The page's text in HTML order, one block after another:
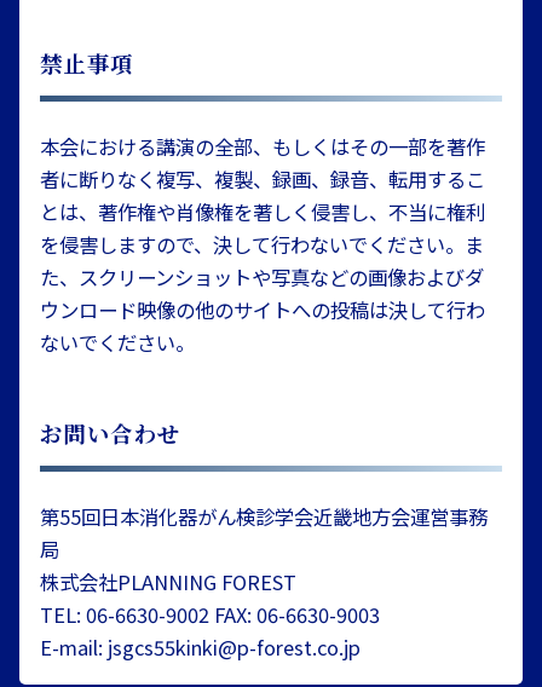
禁止事項
本会における講演の全部、もしくはその一部を著作
者に断りなく複写、複製、録画、録音、転用するこ
とは、著作権や肖像権を著しく侵害し、不当に権利
を侵害しますので、決して行わないでください。ま
た、スクリーンショットや写真などの画像およびダ
ウンロード映像の他のサイトへの投稿は決して行わ
ないでください。
お問い合わせ
第55回日本消化器がん検診学会近畿地方会運営事務
局
株式会社PLANNING FOREST
TEL: 06-6630-9002 FAX: 06-6630-9003
E-mail: jsgcs55kinki@p-forest.co.jp